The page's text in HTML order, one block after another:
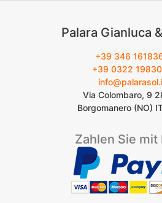
Palara Gianluca
+39 346
+39 0322
Via Colombaro, 9
Borgomanero (NO)
Zahlen Sie mit